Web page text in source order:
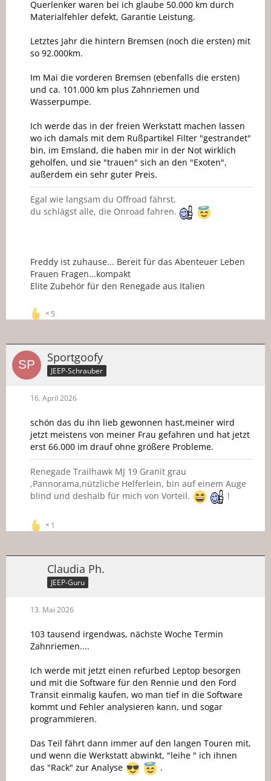
Querlenker waren bei ich glaube 50.000 km durch
Materialfehler defekt, Garantie Leistung.
Letztes Jahr die hintern Bremsen (noch die ersten) mit
so 92.000km.
Im Mai die vorderen Bremsen (ebenfalls die ersten)
und ca. 101.000 km plus Zahnriemen und
Wasserpumpe.
Ich werde das in der freien Werkstatt machen lassen
wo ich damals mit dem Rußpartikel Filter "gestrandet"
bin, im Emsland, die haben mir in der Not wirklich
geholfen, und sie "trauen" sich an den "Exoten",
außerdem ein sehr guter Preis.
Egal wie langsam du Offroad fährst,
du schlägst alle, die Onroad fahren.
Freddy ist zuhause... Bereit für das Abenteuer Leben
Frauen Fragen...kompakt
Elite Zubehör für den Renegade aus Italien
5
Sportgoofy
JEEP-Schrauber
16. April 2026
schön das du ihn lieb gewonnen hast,meiner wird
jetzt meistens von meiner Frau gefahren und hat jetzt
erst 66.000 im drauf ohne größere Probleme.
Renegade Trailhawk MJ 19 Granit grau
,Pannorama,nützliche Helferlein, bin auf einem Auge
blind und deshalb für mich von Vorteil.
!
1
Claudia Ph.
JEEP-Guru
13. Mai 2026
103 tausend irgendwas, nächste Woche Termin
Zahnriemen....
Ich werde mit jetzt einen refurbed Leptop besorgen
und mit die Software für den Rennie und den Ford
Transit einmalig kaufen, wo man tief in die Software
kommt und Fehler analysieren kann, und sogar
programmieren.
Das Teil fährt dann immer auf den langen Touren mit,
und wenn die Werkstatt abwinkt, "leihe " ich ihnen
das "Rack" zur Analyse
.